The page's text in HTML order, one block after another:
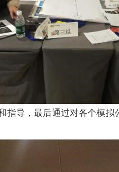
指导，最后通过对各个模